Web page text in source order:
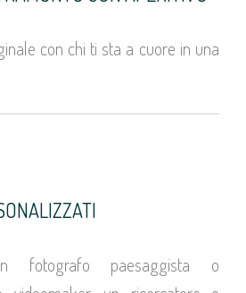
con chi ti sta a cuore in una
paesaggista o